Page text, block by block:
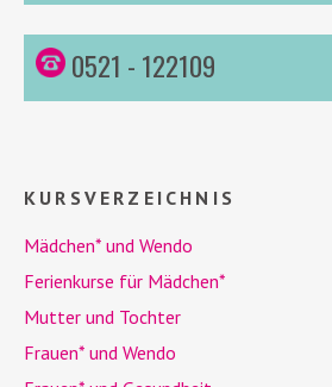
0521 - 122109
KURSVERZEICHNIS
Mädchen* und Wendo
Ferienkurse für Mädchen*
Mutter und Tochter
Frauen* und Wendo